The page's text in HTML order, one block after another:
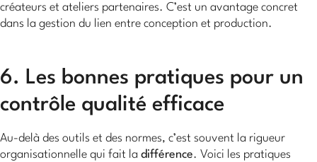
créateurs et ateliers partenaires. C’est un avantage concret
dans la gestion du lien entre conception et production.
6. Les bonnes pratiques pour un
contrôle qualité efficace
Au-delà des outils et des normes, c’est souvent la rigueur
organisationnelle qui fait la différence. Voici les pratiques